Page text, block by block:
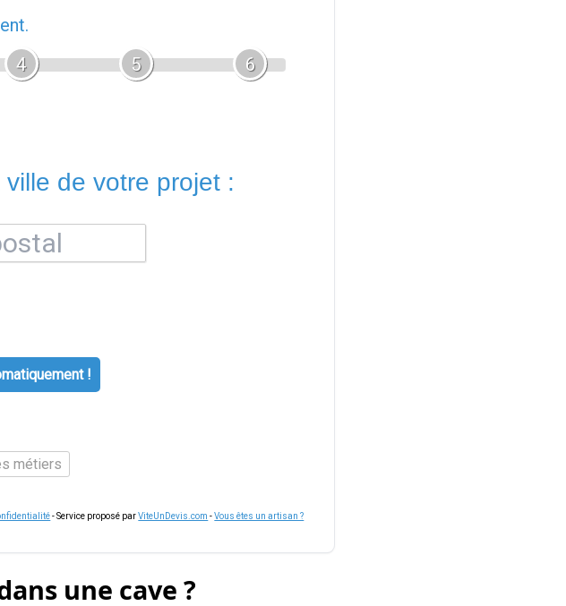
4 5 6
de votre projet :
!
métiers
- Service proposé parViteUnDevis.com -Vous êtes un artisan ?
une cave ?